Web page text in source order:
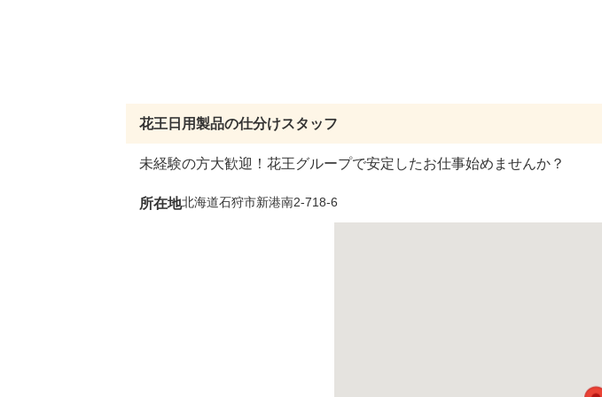
花王日用製品の仕分けスタッフ
未経験の方大歓迎！花王グループで安定したお仕事始めませんか？
所在地北海道石狩市新港南2-718-6